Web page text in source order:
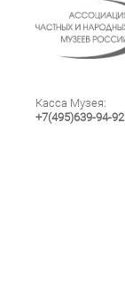
Касса Музея:
+7(495)639-94-92